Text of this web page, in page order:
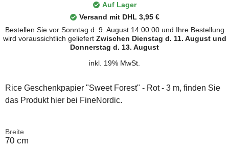
Auf Lager
Versand mit DHL 3,95 €
Bestellen Sie vor Sonntag d. 9. August 14:00:00 und Ihre Bestellung
wird voraussichtlich geliefert Zwischen Dienstag d. 11. August und
Donnerstag d. 13. August
inkl. 19% MwSt.
Rice Geschenkpapier "Sweet Forest" - Rot - 3 m, finden Sie
das Produkt hier bei FineNordic.
Breite
70 cm